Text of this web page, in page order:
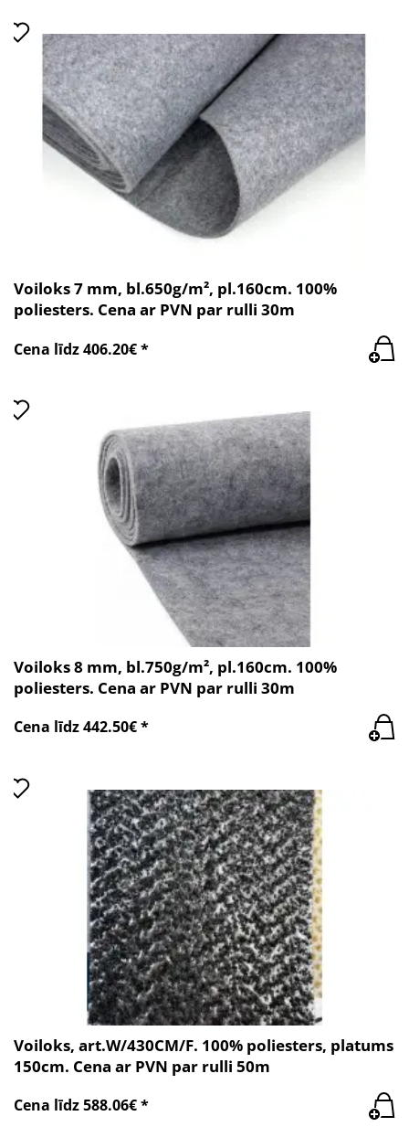
Voiloks 7 mm, bl.650g/m², pl.160cm. 100%
poliesters. Cena ar PVN par rulli 30m
Cena līdz 406.20€ *
Voiloks 8 mm, bl.750g/m², pl.160cm. 100%
poliesters. Cena ar PVN par rulli 30m
Cena līdz 442.50€ *
Voiloks, art.W/430CM/F. 100% poliesters, platums
150cm. Cena ar PVN par rulli 50m
Cena līdz 588.06€ *